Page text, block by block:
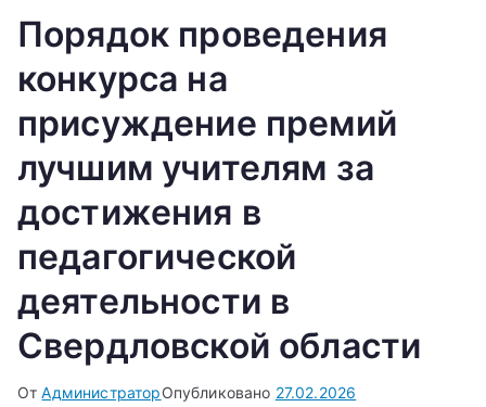
Порядок проведения
конкурса на
присуждение премий
лучшим учителям за
достижения в
педагогической
деятельности в
Свердловской области
ОтАдминистраторОпубликовано 27.02.2026